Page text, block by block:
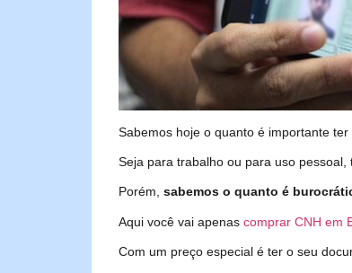
Sabemos hoje o quanto é importante
Seja para trabalho ou para uso
Porém, sabemos o quanto é
Aqui você vai apenas comprar CNH em
Com um preço especial é ter o seu